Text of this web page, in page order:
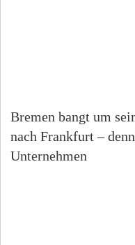
Bremen bangt um
nach Frankfurt –
Unternehmen